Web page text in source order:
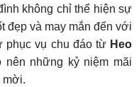
không chỉ thể hiện sự
đẹp và may mắn đến với
phục vụ chu đáo từ Heo
nên những kỷ niệm mãi
mời.